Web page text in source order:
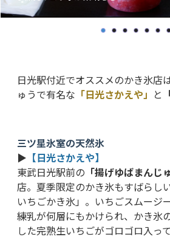
日光駅付近でオススメのかき氷店
ゅうで有名な 「日光さかえや」 と
三ツ星氷室の天然氷
▶ 【日光さかえや】
東武日光駅前の 「揚げゆばまんじ
店。夏季限定のかき氷もすばらし
いちごかき氷」。いちごスムージ
練乳が何層にもかけられ、かき氷
した完熟生いちごがゴロゴロ入って